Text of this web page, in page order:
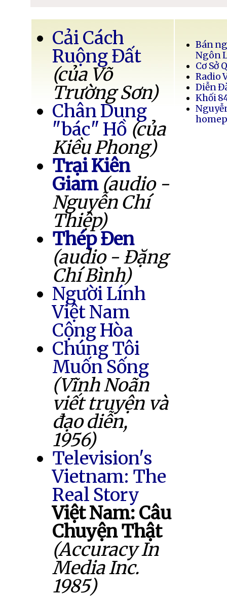
Cải Cách
Ruộng Đất
(của Võ
Trường Sơn)
Chân Dung
"bác" Hồ (của
Kiều Phong)
Trại Kiên
Giam (audio -
Nguyễn Chí
Thiệp)
Thép Đen
(audio - Đặng
Chí Bình)
Người Lính
Việt Nam
Cộng Hòa
Chúng Tôi
Muốn Sống
(Vĩnh Noãn
viết truyện và
đạo diễn,
1956)
Television's
Vietnam: The
Real Story
Việt Nam: Câu
Chuyện Thật
(Accuracy In
Media Inc.
1985)
Bán
Ngôn
Cơ Sở
Radio
Diễn
Khối